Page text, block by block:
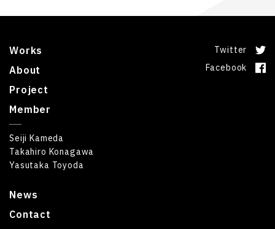
Works
About
News
Project
Member
Seiji Kameda
Takahiro Konagawa
Yasutaka Toyoda
Contact
Twitter
Facebook